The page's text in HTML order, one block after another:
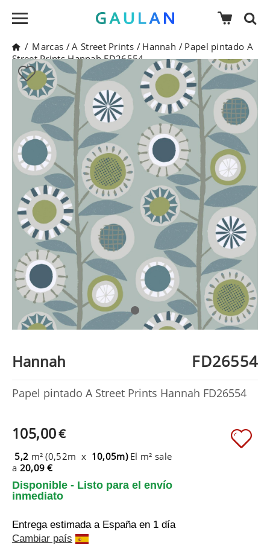
/ Marcas /A Street Prints / Hannah / Papel pintado A
Street Prints Hannah FD26554
Hannah FD26554
Papel pintado A Street Prints Hannah FD26554
105,00€
5,2 m² (0,52m x 10,05m) El m² sale
a 20,09 €
Disponible - Listo para el envío
inmediato
Entrega estimada a España en 1 día
Cambiar país